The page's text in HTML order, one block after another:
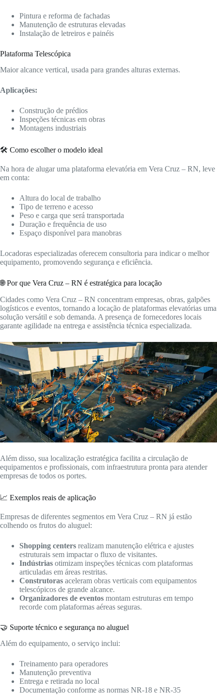
Pintura e reforma de fachadas
Manutenção de estruturas elevadas
Instalação de letreiros e painéis
Plataforma Telescópica
Maior alcance vertical, usada para grandes alturas externas.
Aplicações:
Construção de prédios
Inspeções técnicas em obras
Montagens industriais
🛠️ Como escolher o modelo ideal
Na hora de alugar uma plataforma elevatória em Vera Cruz – RN, leve
em conta:
Altura do local de trabalho
Tipo de terreno e acesso
Peso e carga que será transportada
Duração e frequência de uso
Espaço disponível para manobras
Locadoras especializadas oferecem consultoria para indicar o melhor
equipamento, promovendo segurança e eficiência.
🌐 Por que Vera Cruz – RN é estratégica para locação
Cidades como Vera Cruz – RN concentram empresas, obras, galpões
logísticos e eventos, tornando a locação de plataformas elevatórias uma
solução versátil e sob demanda. A presença de fornecedores locais
garante agilidade na entrega e assistência técnica especializada.
Além disso, sua localização estratégica facilita a circulação de
equipamentos e profissionais, com infraestrutura pronta para atender
empresas de todos os portes.
📈 Exemplos reais de aplicação
Empresas de diferentes segmentos em Vera Cruz – RN já estão
colhendo os frutos do aluguel:
Shopping centers realizam manutenção elétrica e ajustes
estruturais sem impactar o fluxo de visitantes.
Indústrias otimizam inspeções técnicas com plataformas
articuladas em áreas restritas.
Construtoras aceleram obras verticais com equipamentos
telescópicos de grande alcance.
Organizadores de eventos montam estruturas em tempo
recorde com plataformas aéreas seguras.
🤝 Suporte técnico e segurança no aluguel
Além do equipamento, o serviço inclui:
Treinamento para operadores
Manutenção preventiva
Entrega e retirada no local
Documentação conforme as normas NR-18 e NR-35